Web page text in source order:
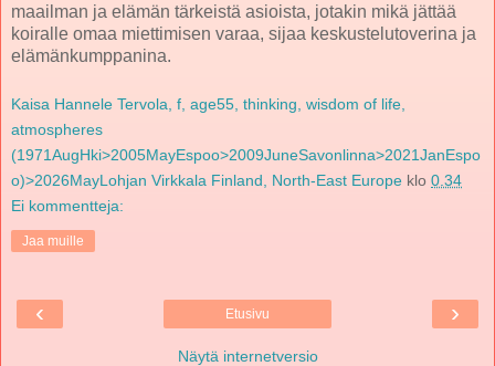
maailman ja elämän tärkeistä asioista, jotakin mikä jättää
koiralle omaa miettimisen varaa, sijaa keskustelutoverina ja
elämänkumppanina.
Kaisa Hannele Tervola, f, age55, thinking, wisdom of life,
atmospheres
(1971AugHki>2005MayEspoo>2009JuneSavonlinna>2021JanEspo
o)>2026MayLohjan Virkkala Finland, North-East Europe klo 0.34
Ei kommentteja:
Jaa muille
‹ ›
Etusivu
Näytä internetversio